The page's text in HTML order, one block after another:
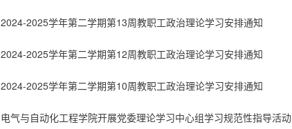
2024-2025学年第二学期第13周教职工政治理论学习安排通知
2024-2025学年第二学期第12周教职工政治理论学习安排通知
2024-2025学年第二学期第10周教职工政治理论学习安排通知
电气与自动化工程学院开展党委理论学习中心组学习规范性指导活动